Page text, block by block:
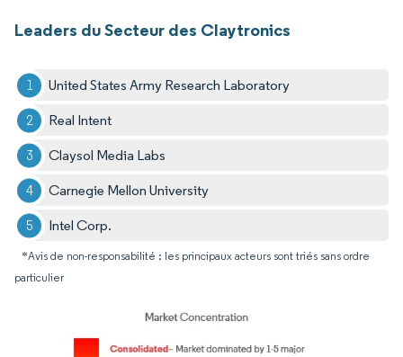
Leaders du Secteur des Claytronics
United States Army Research Laboratory
Real Intent
Claysol Media Labs
Carnegie Mellon University
Intel Corp.
*Avis de non-responsabilité : les principaux acteurs sont triés sans ordre
particulier